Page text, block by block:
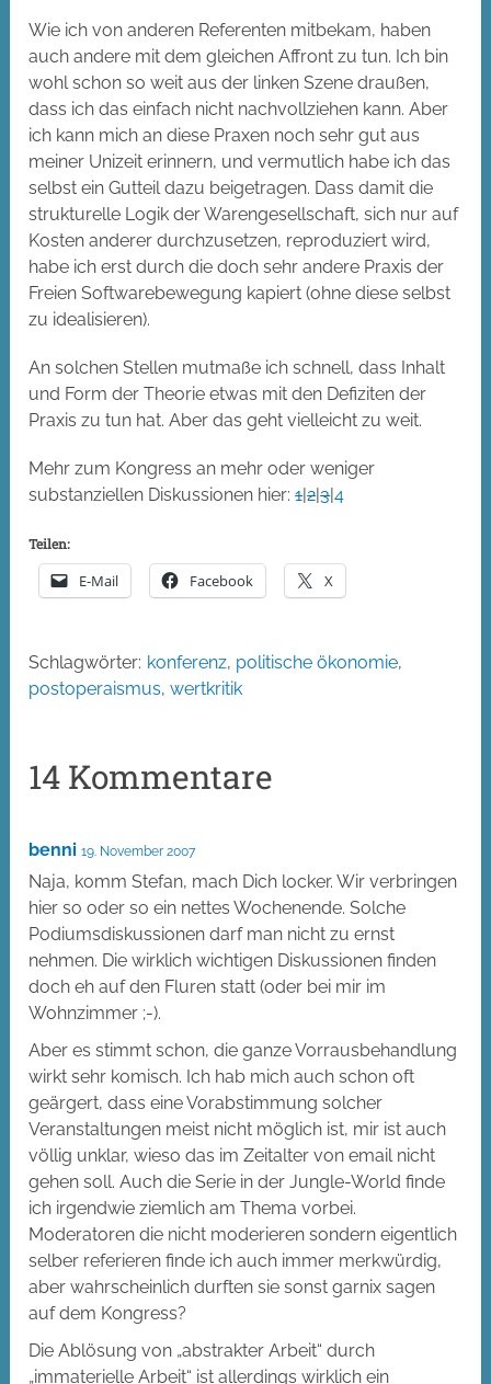
Wie ich von anderen Referenten mitbekam, haben
auch andere mit dem gleichen Affront zu tun. Ich bin
wohl schon so weit aus der linken Szene draußen,
dass ich das einfach nicht nachvollziehen kann. Aber
ich kann mich an diese Praxen noch sehr gut aus
meiner Unizeit erinnern, und vermutlich habe ich das
selbst ein Gutteil dazu beigetragen. Dass damit die
strukturelle Logik der Warengesellschaft, sich nur auf
Kosten anderer durchzusetzen, reproduziert wird,
habe ich erst durch die doch sehr andere Praxis der
Freien Softwarebewegung kapiert (ohne diese selbst
zu idealisieren).
An solchen Stellen mutmaße ich schnell, dass Inhalt
und Form der Theorie etwas mit den Defiziten der
Praxis zu tun hat. Aber das geht vielleicht zu weit.
Mehr zum Kongress an mehr oder weniger
substanziellen Diskussionen hier:1|2|3|4
Teilen:
E-Mail Facebook X
Schlagwörter: konferenz, politische ökonomie,
postoperaismus,wertkritik
14 Kommentare
benni 19. November 2007
Naja, komm Stefan, mach Dich locker. Wir verbringen
hier so oder so ein nettes Wochenende. Solche
Podiumsdiskussionen darf man nicht zu ernst
nehmen. Die wirklich wichtigen Diskussionen finden
doch eh auf den Fluren statt (oder bei mir im
Wohnzimmer ;-).
Aber es stimmt schon, die ganze Vorrausbehandlung
wirkt sehr komisch. Ich hab mich auch schon oft
geärgert, dass eine Vorabstimmung solcher
Veranstaltungen meist nicht möglich ist, mir ist auch
völlig unklar, wieso das im Zeitalter von email nicht
gehen soll. Auch die Serie in der Jungle-World finde
ich irgendwie ziemlich am Thema vorbei.
Moderatoren die nicht moderieren sondern eigentlich
selber referieren finde ich auch immer merkwürdig,
aber wahrscheinlich durften sie sonst garnix sagen
auf dem Kongress?
Die Ablösung von „abstrakter Arbeit“ durch
„immaterielle Arbeit“ ist allerdings wirklich ein